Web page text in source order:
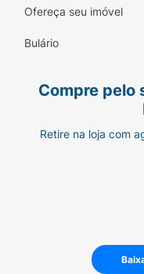
Linha:Creamy
Diferenciais:
Ofereça seu imóvel
Bulário
Compre pelo
Retire na loja com